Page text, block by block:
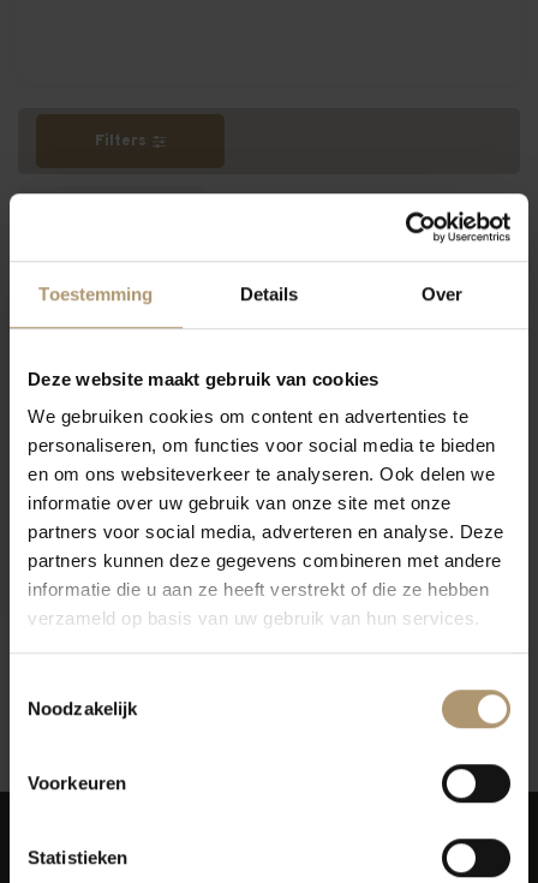
Toestemming Details Over
Deze website maakt gebruik van cookies
We gebruiken cookies om content en advertenties te
personaliseren, om functies voor social media te bieden
en om ons websiteverkeer te analyseren. Ook delen we
informatie over uw gebruik van onze site met onze
partners voor social media, adverteren en analyse. Deze
partners kunnen deze gegevens combineren met andere
informatie die u aan ze heeft verstrekt of die ze hebben
verzameld op basis van uw gebruik van hun services.
Noodzakelijk
Voorkeuren
Statistieken
Filters
La Villette Chardonnay
€8,49
Toon: 12